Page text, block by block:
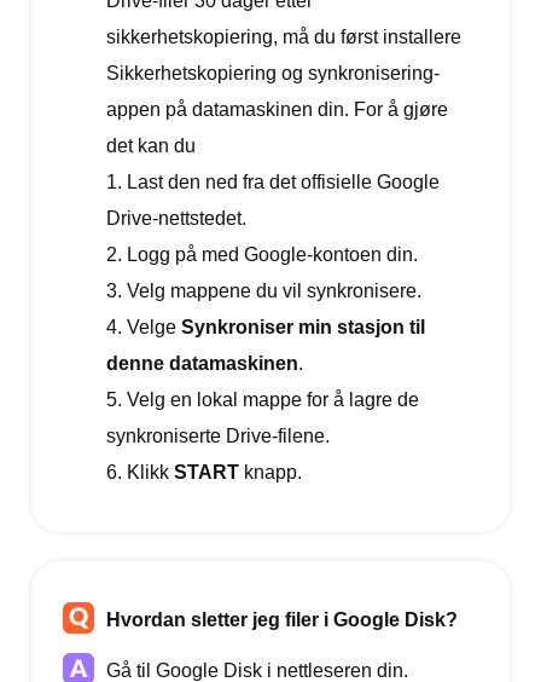
sikkerhetskopiering, må du først installere
Sikkerhetskopiering og synkronisering-
appen på datamaskinen din. For å gjøre
det kan du
1. Last den ned fra det offisielle Google
Drive-nettstedet.
2. Logg på med Google-kontoen din.
3. Velg mappene du vil synkronisere.
4. Velge Synkroniser min stasjon til
denne datamaskinen.
5. Velg en lokal mappe for å lagre de
synkroniserte Drive-filene.
6. Klikk START knapp.
Hvordan sletter jeg filer i Google Disk?
Gå til Google Disk i nettleseren din.